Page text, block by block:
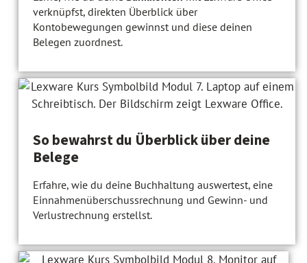
verknüpfst, direkten Überblick über
Kontobewegungen gewinnst und diese deinen
Belegen zuordnest.
So bewahrst du Überblick über deine
Belege
Erfahre, wie du deine Buchhaltung auswertest, eine
Einnahmenüberschussrechnung und Gewinn- und
Verlustrechnung erstellst.